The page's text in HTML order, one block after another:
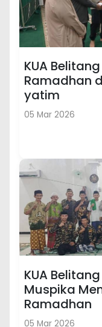
KUA
Ramadhan
yatim
05 Mar 2026
KUA
Muspika
Ramadhan
05 Mar 2026